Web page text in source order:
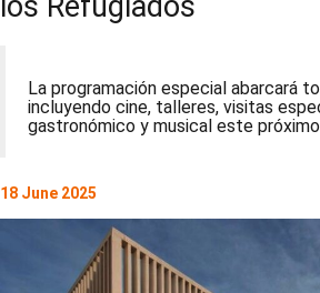
La programación especial abarcará
incluyendo cine, talleres, visitas
gastronómico y musical este
18 June 2025